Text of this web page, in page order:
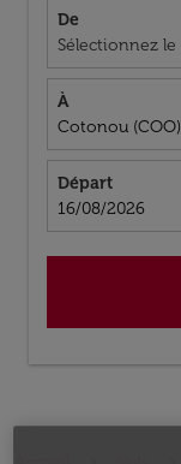
De
Sélectionnez le
À
Cotonou
Départ
fc-booking-
16/08/2026